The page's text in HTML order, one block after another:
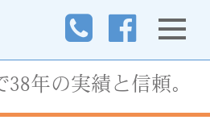
年の実績と信頼。